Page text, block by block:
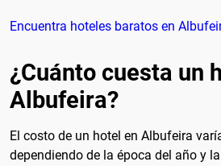
Encuentra hoteles baratos en
¿Cuánto cuesta un
Albufeira?
El costo de un hotel en Albufeira
dependiendo de la época del año y